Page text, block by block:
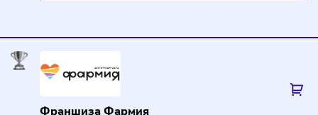
Франшиза «Советская аптека»
2 000 000 ₽